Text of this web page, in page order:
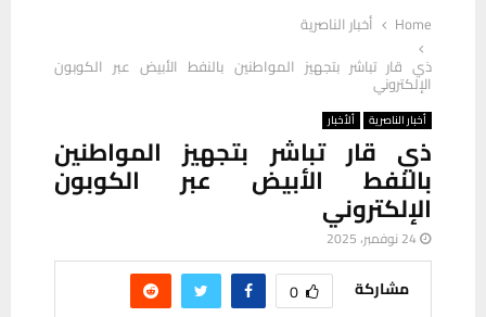
Home
أخبار الناصرية
ذي قار تباشر بتجهيز المواطنين بالنفط الأبيض عبر الكوبون
الإلكتروني
أخبار الناصرية ألأخبار
ذي قار تباشر بتجهيز المواطنين
بالنفط الأبيض عبر الكوبون
الإلكتروني
24 نوفمبر، 2025
مشاركة 0